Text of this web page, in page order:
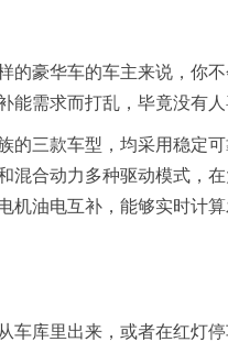
的豪华车的车主来说，你
能需求而打乱，毕竟没有
的三款车型，均采用稳定
混合动力多种驱动模式，
机油电互补，能够实时计
车库里出来，或者在红灯